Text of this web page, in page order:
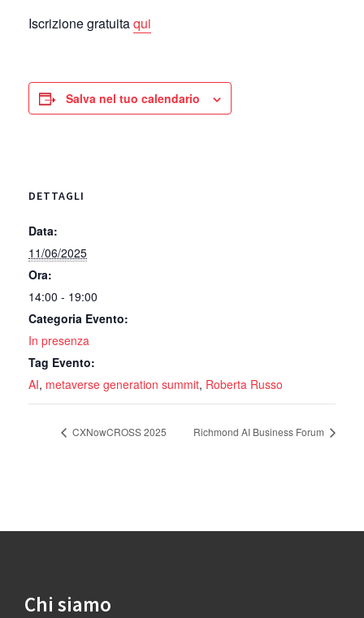
Iscrizione gratuitaqui
Salva nel tuo calendario
DETTAGLI
Data:
11/06/2025
Ora:
14:00 - 19:00
Categoria Evento:
In presenza
Tag Evento:
AI, metaverse generation summit, Roberta Russo
CXNowCROSS 2025 Richmond AI Business Forum
Chi siamo